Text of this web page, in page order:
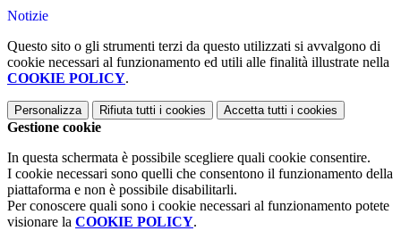
Notizie
Questo sito o gli strumenti terzi da questo utilizzati si avvalgono di
cookie necessari al funzionamento ed utili alle finalità illustrate nella
COOKIE POLICY.
Personalizza Rifiuta tutti i cookies Accetta tutti i cookies
Gestione cookie
In questa schermata è possibile scegliere quali cookie consentire.
I cookie necessari sono quelli che consentono il funzionamento della
piattaforma e non è possibile disabilitarli.
Per conoscere quali sono i cookie necessari al funzionamento potete
visionare la COOKIE POLICY.